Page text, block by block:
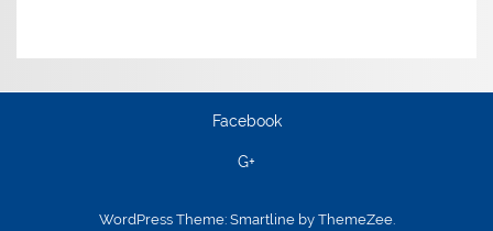
Facebook
G+
WordPress Theme: Smartline by ThemeZee.